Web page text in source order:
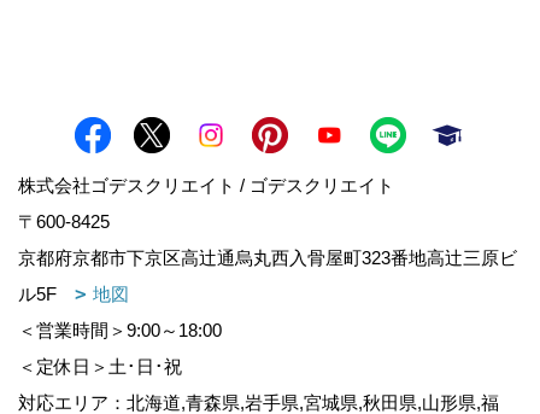
株式会社ゴデスクリエイト / ゴデスクリエイト
〒600-8425
京都府京都市下京区高辻通烏丸西入骨屋町323番地高辻三原ビ
ル5F
地図
＜営業時間＞9:00～18:00
＜定休日＞土･日･祝
対応エリア：北海道,青森県,岩手県,宮城県,秋田県,山形県,福